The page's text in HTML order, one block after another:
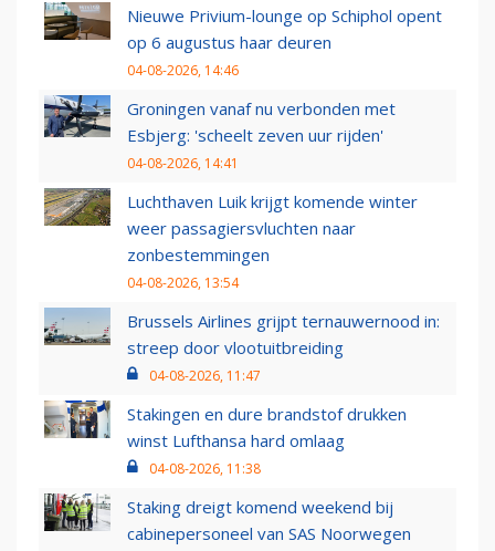
Nieuwe Privium-lounge op Schiphol opent
op 6 augustus haar deuren
04-08-2026, 14:46
Groningen vanaf nu verbonden met
Esbjerg: 'scheelt zeven uur rijden'
04-08-2026, 14:41
Luchthaven Luik krijgt komende winter
weer passagiersvluchten naar
zonbestemmingen
04-08-2026, 13:54
Brussels Airlines grijpt ternauwernood in:
streep door vlootuitbreiding
04-08-2026, 11:47
Stakingen en dure brandstof drukken
winst Lufthansa hard omlaag
04-08-2026, 11:38
Staking dreigt komend weekend bij
cabinepersoneel van SAS Noorwegen